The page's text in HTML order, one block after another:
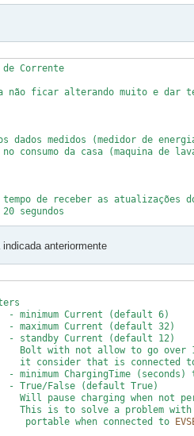
Corrente
não ficar alterando muito e dar
dados medidos (medidor de
consumo da casa (maquina de
de receber as atualizações
segundos
tempo com plugged significa que
juicebox que frequentemente tem
vai tentar deixar com
maxima mesmo que não retorne
padrão se for horario de
manter a recarga pausada. Se
do
anteriormente
with not allow to go over
that is connected to a
minimum ChargingTime
- True/False (default True)
charging when not
is to solve a problem with
when connected to